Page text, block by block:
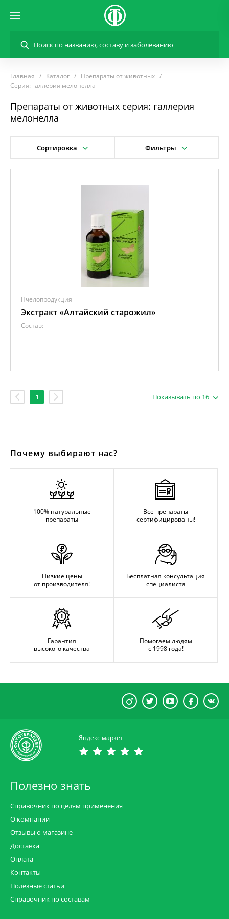
Главная Каталог
Препараты от животных
Серия: галлерия мелонелла
Препараты от животных серия: галлерия
мелонелла
Сортировка Фильтры
Пчелопродукция
Экстракт «Алтайский старожил»
Состав:
1 Показывать по 16
Почему выбирают нас?
100% натуральные
препараты
Все препараты
сертифицированы!
Низкие цены
от производителя!
Бесплатная консультация
специалиста
Гарантия
высокого качества
Помогаем людям
с 1998 года!
Яндекс маркет
Полезно знать
Справочник по целям применения
О компании
Отзывы о магазине
Доставка
Оплата
Контакты
Полезные статьи
Справочник по составам